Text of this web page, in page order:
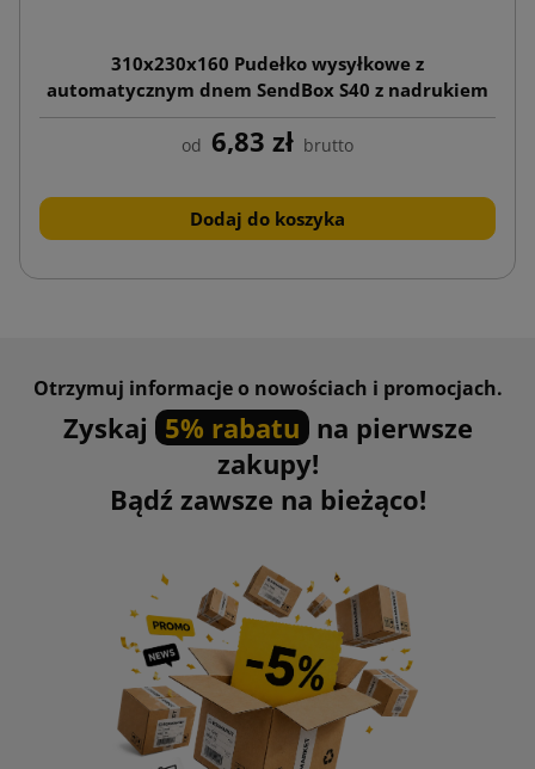
310x230x160 Pudełko wysyłkowe z
automatycznym dnem SendBox S40 z nadrukiem
od 6,83 zł brutto
Dodaj do koszyka
Otrzymuj informacje o nowościach i promocjach.
Zyskaj 5% rabatu na pierwsze
zakupy!
Bądź zawsze na bieżąco!